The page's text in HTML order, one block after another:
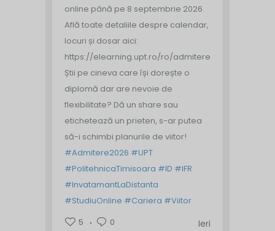
online până pe 8 septembrie 2026.
Află toate detaliile despre calendar,
locuri și dosar aici:
https://elearning.upt.ro/ro/admitere/
Știi pe cineva care își dorește o
diplomă dar are nevoie de
flexibilitate? Dă un share sau
etichetează un prieten, s-ar putea
să-i schimbi planurile de viitor!
#Admitere2026 #UPT
#PolitehnicaTimisoara #ID #IFR
#InvatamantLaDistanta
#StudiuOnline #Cariera #Viitor
5
0 Ieri